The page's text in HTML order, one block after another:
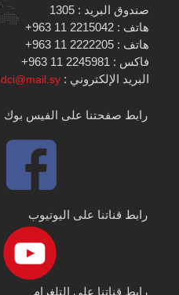
صندوق البريد : 1305
هاتف : 2215042 11 963+
هاتف : 2222205 11 963+
فاكس : 2245981 11 963+
البريد الإلكتروني :dci@mail.sy
رابط صفحتنا على الفيس بوك
رابط قناتنا على اليوتيوب
رابط قناتنا على التلغرام